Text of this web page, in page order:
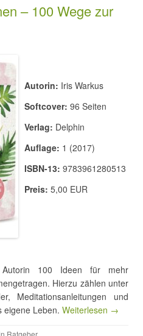
– 100 Wege zur
Autorin: Iris Warkus
Softcover: 96 Seiten
Verlag: Delphin
Auflage: 1 (2017)
ISBN-13: 9783961280513
Preis: 5,00 EUR
100 Ideen für mehr
Hierzu zählen unter
Meditationsanleitungen und
eigene Leben. Weiterlesen →
Ratgeber.